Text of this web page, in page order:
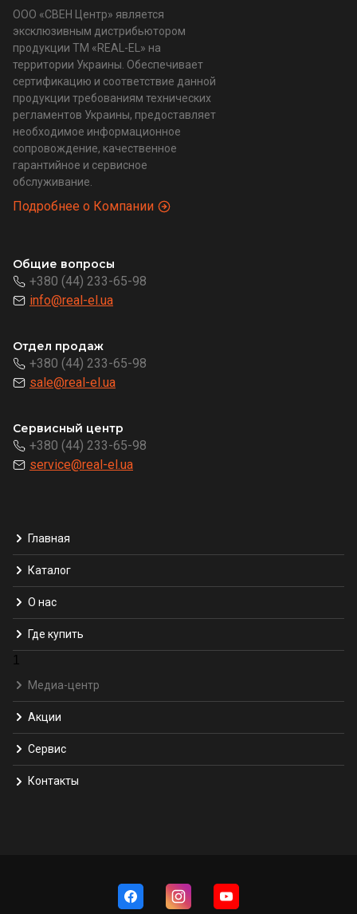
ООО «СВЕН Центр» является
эксклюзивным дистрибьютором
продукции ТМ «REAL-EL» на
территории Украины. Обеспечивает
сертификацию и соответствие данной
продукции требованиям технических
регламентов Украины, предоставляет
необходимое информационное
сопровождение, качественное
гарантийное и сервисное
обслуживание.
Подробнее о Компании
Общие вопросы
+380 (44) 233-65-98
info@real-el.ua
Отдел продаж
+380 (44) 233-65-98
sale@real-el.ua
Сервисный центр
+380 (44) 233-65-98
service@real-el.ua
Главная
Каталог
О нас
Где купить
1
Медиа-центр
Акции
Сервис
Контакты